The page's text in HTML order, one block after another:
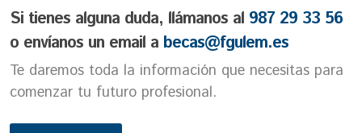
Si tienes alguna duda, llámanos al 987 29 33 56
o envíanos un email a becas@fgulem.es
Te daremos toda la información que necesitas para
comenzar tu futuro profesional.